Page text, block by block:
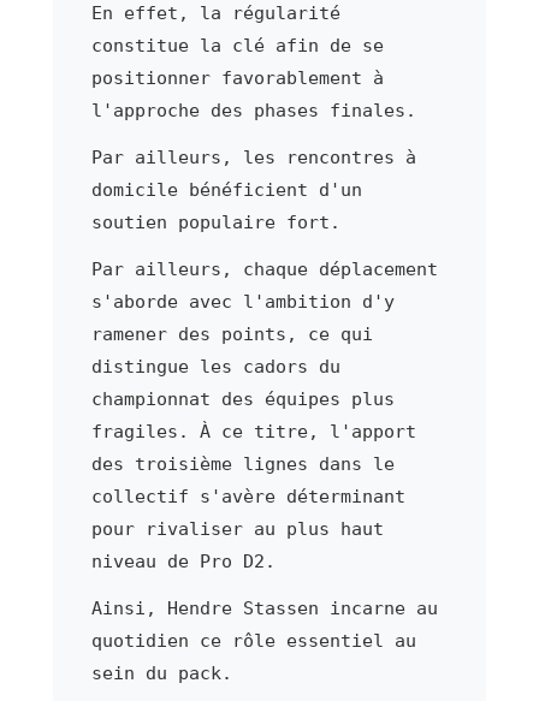
En effet, la régularité
constitue la clé afin de se
positionner favorablement à
l'approche des phases finales.
Par ailleurs, les rencontres à
domicile bénéficient d'un
soutien populaire fort.
Par ailleurs, chaque déplacement
s'aborde avec l'ambition d'y
ramener des points, ce qui
distingue les cadors du
championnat des équipes plus
fragiles. À ce titre, l'apport
des troisième lignes dans le
collectif s'avère déterminant
pour rivaliser au plus haut
niveau de Pro D2.
Ainsi, Hendre Stassen incarne au
quotidien ce rôle essentiel au
sein du pack.